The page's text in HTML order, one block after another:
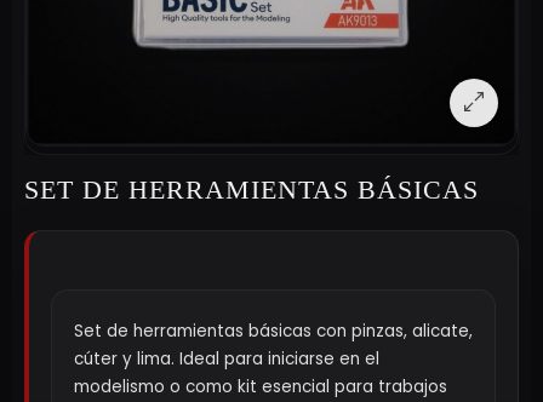
SET DE HERRAMIENTAS BÁSICAS
Set de herramientas básicas con pinzas, alicate,
cúter y lima. Ideal para iniciarse en el
modelismo o como kit esencial para trabajos